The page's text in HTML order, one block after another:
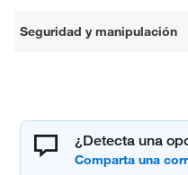
Seguridad y manipulación
¿Detecta una